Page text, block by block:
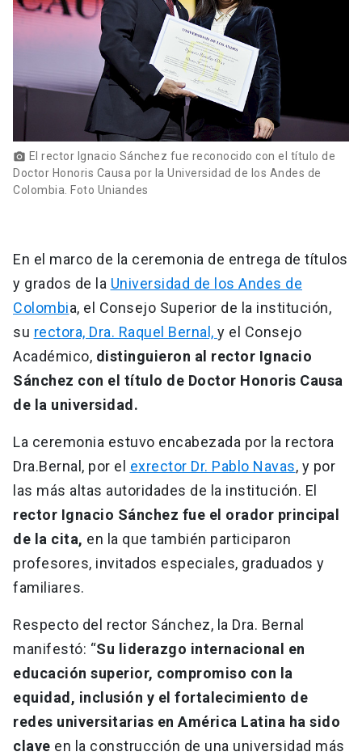
photo_camera El rector Ignacio Sánchez fue reconocido con el título de
Doctor Honoris Causa por la Universidad de los Andes de
Colombia. Foto Uniandes
En el marco de la ceremonia de entrega de títulos
y grados de la Universidad de los Andes de
Colombia, el Consejo Superior de la institución,
su rectora, Dra. Raquel Bernal, y el Consejo
Académico, distinguieron al rector Ignacio
Sánchez con el título de Doctor Honoris Causa
de la universidad.
La ceremonia estuvo encabezada por la rectora
Dra.Bernal, por el exrector Dr. Pablo Navas, y por
las más altas autoridades de la institución. El
rector Ignacio Sánchez fue el orador principal
de la cita, en la que también participaron
profesores, invitados especiales, graduados y
familiares.
Respecto del rector Sánchez, la Dra. Bernal
manifestó: “Su liderazgo internacional en
educación superior, compromiso con la
equidad, inclusión y el fortalecimiento de
redes universitarias en América Latina ha sido
clave en la construcción de una universidad más